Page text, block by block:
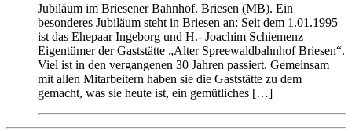
Jubiläum im Briesener Bahnhof. Briesen (MB). Ein
besonderes Jubiläum steht in Briesen an: Seit dem 1.01.1995
ist das Ehepaar Ingeborg und H.- Joachim Schiemenz
Eigentümer der Gaststätte „Alter Spreewaldbahnhof Briesen“.
Viel ist in den vergangenen 30 Jahren passiert. Gemeinsam
mit allen Mitarbeitern haben sie die Gaststätte zu dem
gemacht, was sie heute ist, ein gemütliches […]